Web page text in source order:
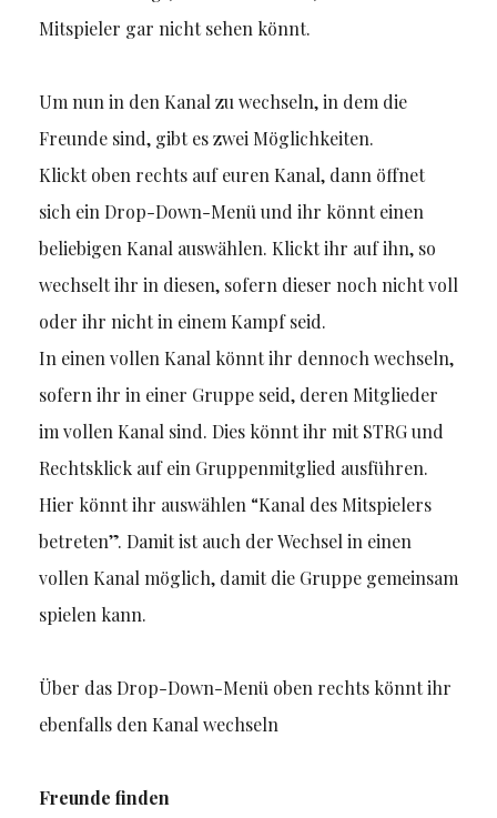
Mitspieler gar nicht sehen könnt.
Um nun in den Kanal zu wechseln, in dem die
Freunde sind, gibt es zwei Möglichkeiten.
Klickt oben rechts auf euren Kanal, dann öffnet
sich ein Drop-Down-Menü und ihr könnt einen
beliebigen Kanal auswählen. Klickt ihr auf ihn, so
wechselt ihr in diesen, sofern dieser noch nicht voll
oder ihr nicht in einem Kampf seid.
In einen vollen Kanal könnt ihr dennoch wechseln,
sofern ihr in einer Gruppe seid, deren Mitglieder
im vollen Kanal sind. Dies könnt ihr mit STRG und
Rechtsklick auf ein Gruppenmitglied ausführen.
Hier könnt ihr auswählen “Kanal des Mitspielers
betreten”. Damit ist auch der Wechsel in einen
vollen Kanal möglich, damit die Gruppe gemeinsam
spielen kann.
Über das Drop-Down-Menü oben rechts könnt ihr
ebenfalls den Kanal wechseln
Freunde finden